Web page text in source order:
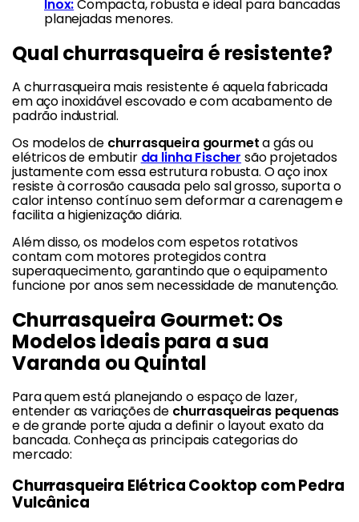
Inox:Compacta, robusta e ideal para bancadas
planejadas menores.
Qual churrasqueira é resistente?
A churrasqueira mais resistente é aquela fabricada
em aço inoxidável escovado e com acabamento de
padrão industrial.
Os modelos de churrasqueira gourmeta gás ou
elétricos de embutir da linha Fischer são projetados
justamente com essa estrutura robusta. O aço inox
resiste à corrosão causada pelo sal grosso, suporta o
calor intenso contínuo sem deformar a carenagem e
facilita a higienização diária.
Além disso, os modelos com espetos rotativos
contam com motores protegidos contra
superaquecimento, garantindo que o equipamento
funcione por anos sem necessidade de manutenção.
Churrasqueira Gourmet: Os
Modelos Ideais para a sua
Varanda ou Quintal
Para quem está planejando o espaço de lazer,
entender as variações de churrasqueiras pequenas
e de grande porte ajuda a definir o layout exato da
bancada. Conheça as principais categorias do
mercado:
Churrasqueira Elétrica Cooktop com Pedra
Vulcânica